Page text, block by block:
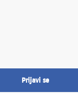
Prijavi se